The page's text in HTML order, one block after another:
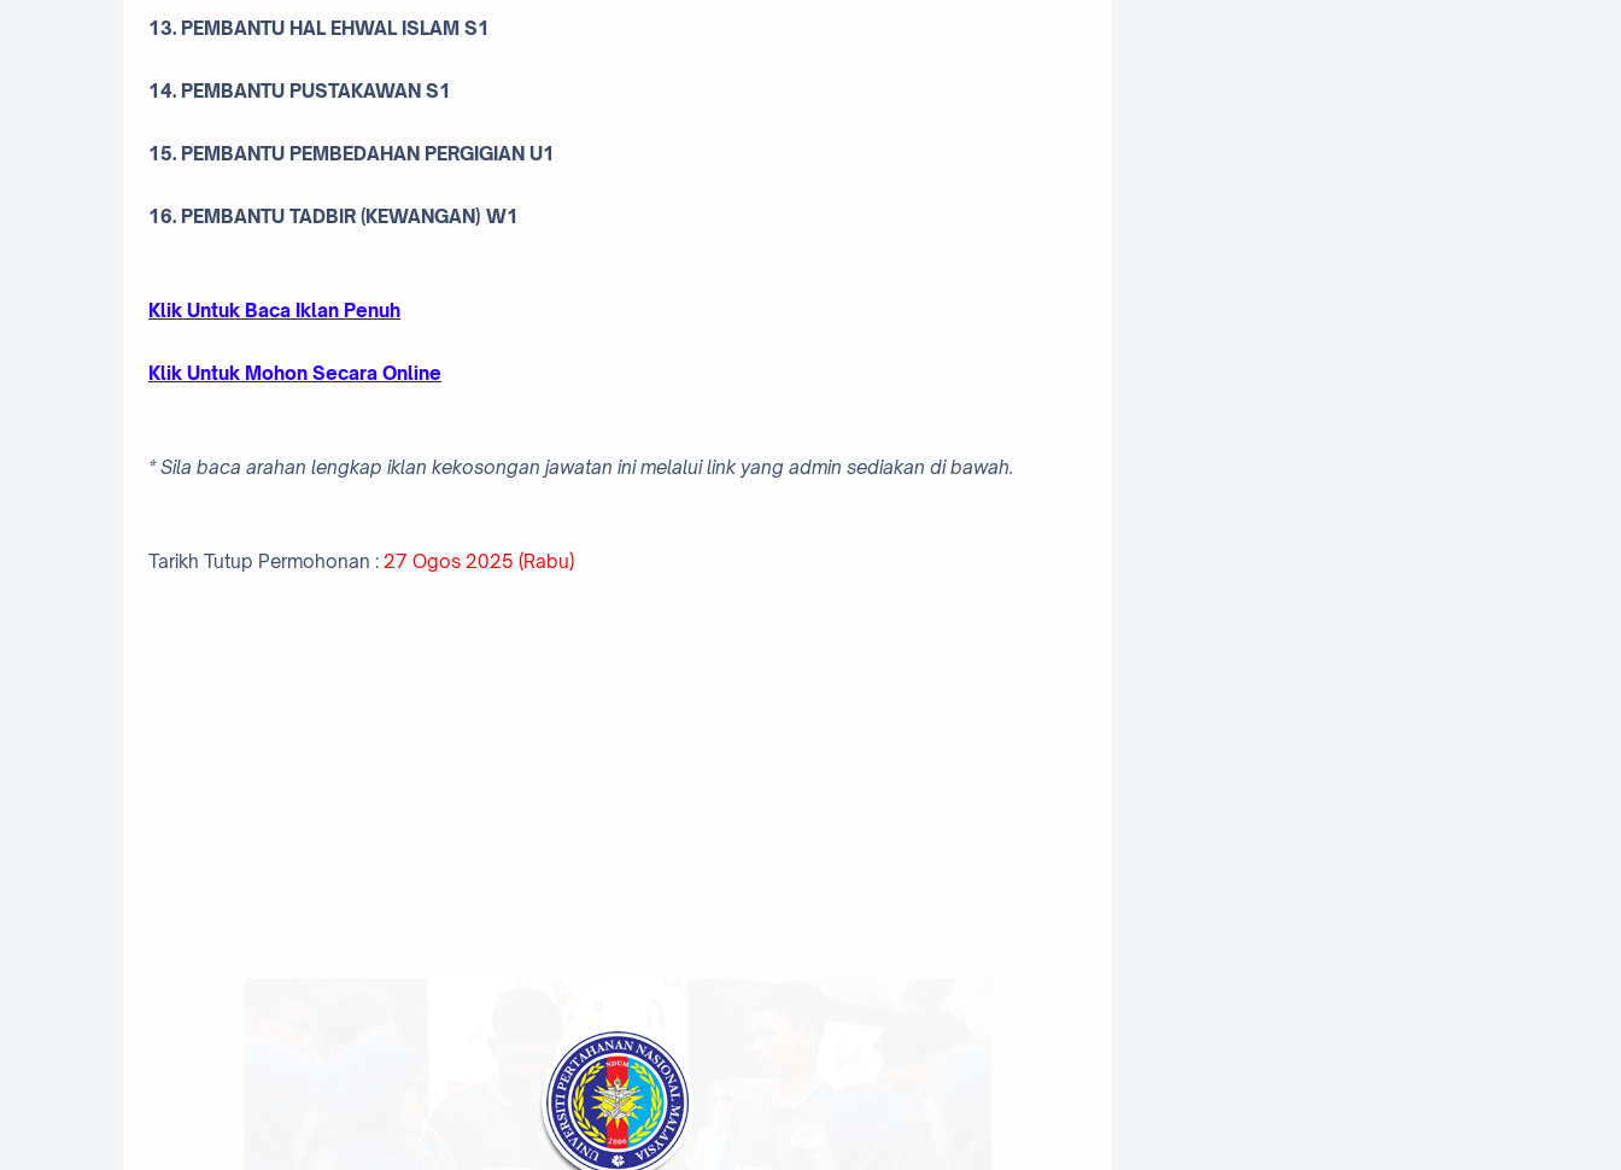
13. PEMBANTU HAL EHWAL ISLAM S1
14. PEMBANTU PUSTAKAWAN S1
15. PEMBANTU PEMBEDAHAN PERGIGIAN U1
16. PEMBANTU TADBIR (KEWANGAN) W1
Klik Untuk Baca Iklan Penuh
Klik Untuk Mohon Secara Online
* Sila baca arahan lengkap iklan kekosongan jawatan ini melalui link yang admin sediakan di bawah.
Tarikh Tutup Permohonan : 27 Ogos 2025 (Rabu)